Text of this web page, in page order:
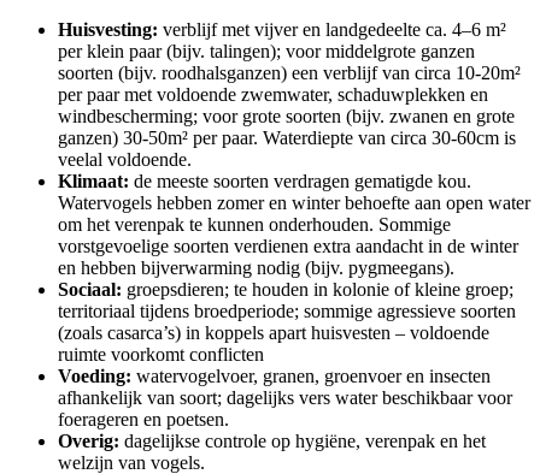
Huisvesting: verblijf met vijver en landgedeelte ca. 4–6 m²
per klein paar (bijv. talingen); voor middelgrote ganzen
soorten (bijv. roodhalsganzen) een verblijf van circa 10-20m²
per paar met voldoende zwemwater, schaduwplekken en
windbescherming; voor grote soorten (bijv. zwanen en grote
ganzen) 30-50m² per paar. Waterdiepte van circa 30-60cm is
veelal voldoende.
Klimaat: de meeste soorten verdragen gematigde kou.
Watervogels hebben zomer en winter behoefte aan open water
om het verenpak te kunnen onderhouden. Sommige
vorstgevoelige soorten verdienen extra aandacht in de winter
en hebben bijverwarming nodig (bijv. pygmeegans).
Sociaal: groepsdieren; te houden in kolonie of kleine groep;
territoriaal tijdens broedperiode; sommige agressieve soorten
(zoals casarca’s) in koppels apart huisvesten – voldoende
ruimte voorkomt conflicten
Voeding: watervogelvoer, granen, groenvoer en insecten
afhankelijk van soort; dagelijks vers water beschikbaar voor
foerageren en poetsen.
Overig: dagelijkse controle op hygiëne, verenpak en het
welzijn van vogels.